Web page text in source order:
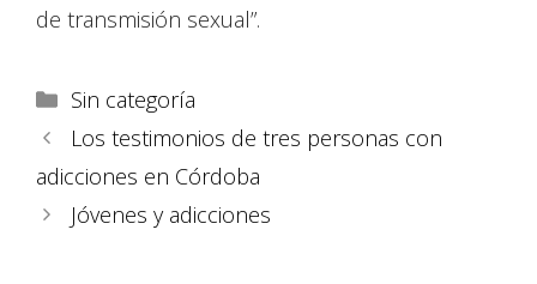
de transmisión sexual”.
Sin categoría
Los testimonios de tres personas con
adicciones en Córdoba
Jóvenes y adicciones